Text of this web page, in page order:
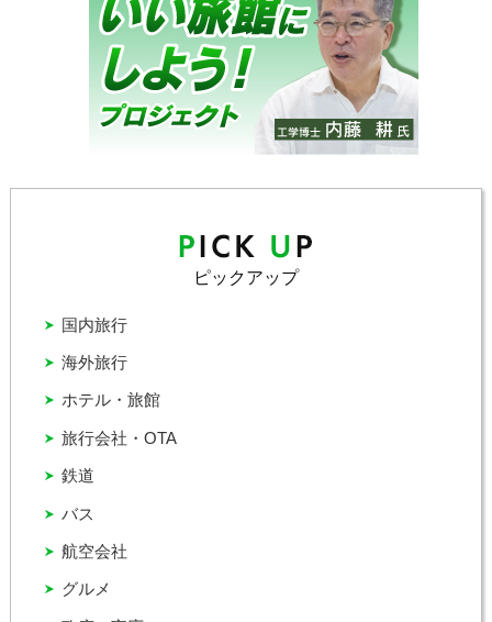
ピックアップ
グルメ
バス
ホテル・旅館
国内旅行
旅行会社・OTA
海外旅行
航空会社
鉄道